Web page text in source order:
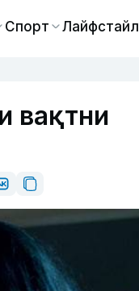
Спорт Лайфстайл
вақтни